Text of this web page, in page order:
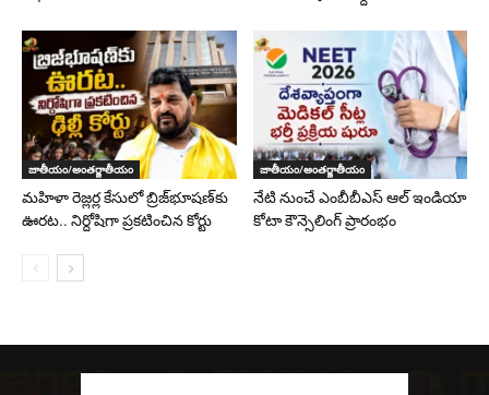
జాతీయం/అంతర్జాతీయం
మహిళా రెజ్లర్ల కేసులో బ్రిజ్‌భూషణ్‌కు
ఊరట.. నిర్దోషిగా ప్రకటించిన కోర్టు
జాతీయం/అంతర్జాతీయం
నేటి నుంచే ఎంబీబీఎస్ ఆల్ ఇండియా
కోటా కౌన్సెలింగ్ ప్రారంభం